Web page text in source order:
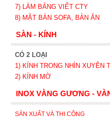
7) LÀM BẢNG VIẾT CTY
8) MẶT BÀN SOFA, BÀN ĂN
SÀN - KÍNH
CÓ 2 LOẠI
1) KÍNH TRONG NHÌN XUYÊN
2) KÍNH MỜ
INOX VÀNG GƯƠNG -
SẢN XUẤT VÀ THI CÔNG